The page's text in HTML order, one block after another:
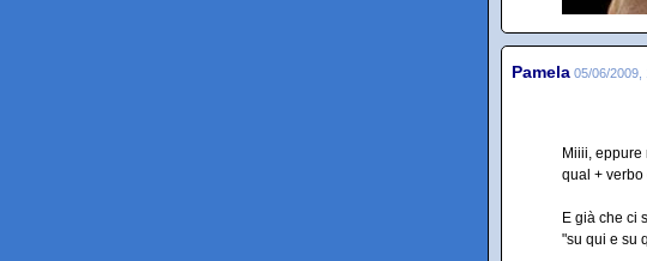
Pamela 05/06/2009,
Miiii, eppure
qual + verbo
E già che ci
"su qui e su